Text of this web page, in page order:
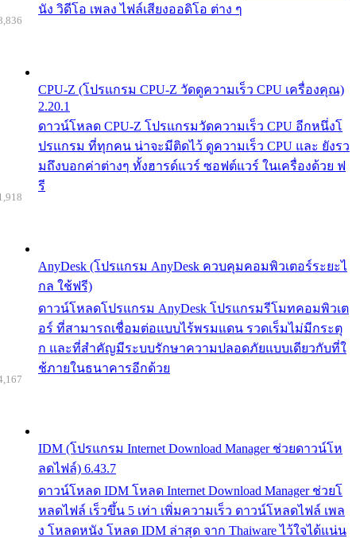
นัง วิดีโอ เพลง ไฟล์เสียงออดิโอ ต่าง ๆ
CPU-Z (โปรแกรม CPU-Z วัดดูความเร็ว CPU เครื่องคุณ)
2.20.1
ดาวน์โหลด CPU-Z โปรแกรมวัดความเร็ว CPU อีกหนึ่งโ
ปรแกรม ที่ทุกคน น่าจะมีติดไว้ ดูความเร็ว CPU และ ยังรว
มถึงบอกค่าต่างๆ ทั้งฮารด์แวร์ ซอฟต์แวร์ ในเครื่องด้วย ฟ
รี
AnyDesk (โปรแกรม AnyDesk ควบคุมคอมพิวเตอร์ระยะไ
กล ใช้ฟรี)
ดาวน์โหลดโปรแกรม AnyDesk โปรแกรมรีโมทคอมพิวเต
อร์ ที่สามารถเชื่อมต่อแบบไร้พรมแดน รวดเร็มไม่มีกระตุ
ก และที่สำคัญมีระบบรักษาความปลอดภัยแบบเดียวกับที่ใ
ช้ภายในธนาคารอีกด้วย
IDM (โปรแกรม Internet Download Manager ช่วยดาวน์โห
ลดไฟล์) 6.43.7
ดาวน์โหลด IDM โหลด Internet Download Manager ช่วยโ
หลดไฟล์ เร็วขึ้น 5 เท่า เพิ่มความเร็ว ดาวน์โหลดไฟล์ เพล
ง โหลดหนัง โหลด IDM ล่าสุด จาก Thaiware ไว้ใจได้แน่น